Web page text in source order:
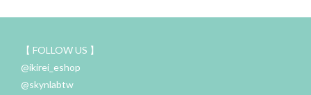
【 FOLLOW US 】
@ikirei_eshop
@skynlabtw